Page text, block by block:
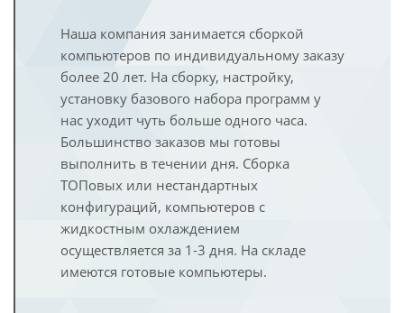
Наша компания занимается сборкой
компьютеров по индивидуальному заказу
более 20 лет. На сборку, настройку,
установку базового набора программ у
нас уходит чуть больше одного часа.
Большинство заказов мы готовы
выполнить в течении дня. Сборка
ТОПовых или нестандартных
конфигураций, компьютеров с
жидкостным охлаждением
осуществляется за 1-3 дня. На складе
имеются готовые компьютеры.